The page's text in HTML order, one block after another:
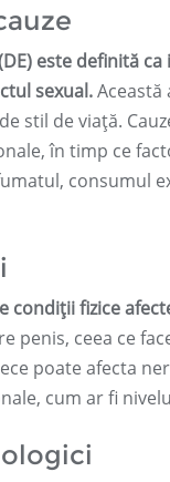
este definită
sexual.
stil de viață.
în timp ce
consumul
condiții fizice
penis, ceea ce
poate afecta
cum ar fi